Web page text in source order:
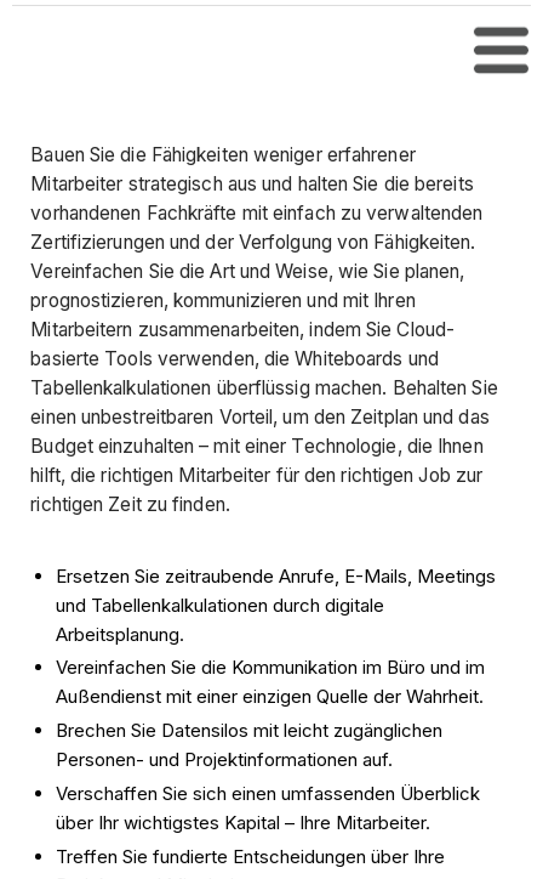
Bauen Sie die Fähigkeiten weniger erfahrener
Mitarbeiter strategisch aus und halten Sie die bereits
vorhandenen Fachkräfte mit einfach zu verwaltenden
Zertifizierungen und der Verfolgung von Fähigkeiten.
Vereinfachen Sie die Art und Weise, wie Sie planen,
prognostizieren, kommunizieren und mit Ihren
Mitarbeitern zusammenarbeiten, indem Sie Cloud-
basierte Tools verwenden, die Whiteboards und
Tabellenkalkulationen überflüssig machen. Behalten Sie
einen unbestreitbaren Vorteil, um den Zeitplan und das
Budget einzuhalten – mit einer Technologie, die Ihnen
hilft, die richtigen Mitarbeiter für den richtigen Job zur
richtigen Zeit zu finden.
Ersetzen Sie zeitraubende Anrufe, E-Mails, Meetings
und Tabellenkalkulationen durch digitale
Arbeitsplanung.
Vereinfachen Sie die Kommunikation im Büro und im
Außendienst mit einer einzigen Quelle der Wahrheit.
Brechen Sie Datensilos mit leicht zugänglichen
Personen- und Projektinformationen auf.
Verschaffen Sie sich einen umfassenden Überblick
über Ihr wichtigstes Kapital – Ihre Mitarbeiter.
Treffen Sie fundierte Entscheidungen über Ihre